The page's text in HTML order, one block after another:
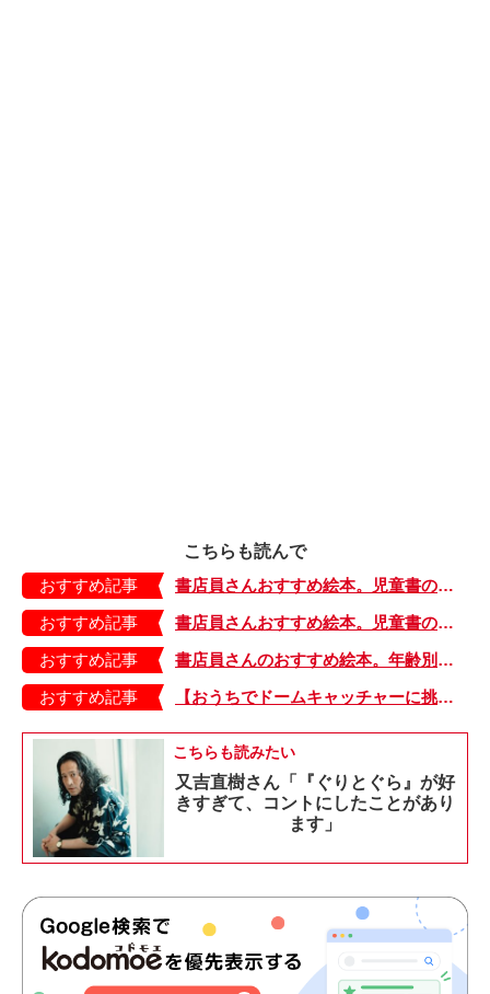
こちらも読んで
おすすめ記事
書店員さんおすすめ絵本。児童書の目利きが厳選した絵本7冊をご紹介【高知・TSUTAYA 中万々店】
おすすめ記事
書店員さんおすすめ絵本。児童書の目利きが厳選した絵本7冊をご紹介【青森・木村書店】
おすすめ記事
書店員さんのおすすめ絵本。年齢別、親子で読みたい絵本7冊をご紹介【金高堂書店・本店】
おすすめ記事
【おうちでドームキャッチャーに挑戦だ】アンパンマン わくわくドームキャッチャー
こちらも読みたい
又吉直樹さん「『ぐりとぐら』が好
きすぎて、コントにしたことがあり
ます」